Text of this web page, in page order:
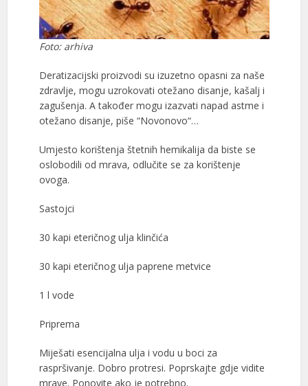
Foto: arhiva
Deratizacijski proizvodi su izuzetno opasni za naše
zdravlje, mogu uzrokovati otežano disanje, kašalj i
zagušenja. A također mogu izazvati napad astme i
otežano disanje, piše “Novonovo“…
Umjesto korištenja štetnih hemikalija da biste se
oslobodili od mrava, odlučite se za korištenje
ovoga.
Sastojci
30 kapi eteričnog ulja klinčića
30 kapi eteričnog ulja paprene metvice
1 l vode
Priprema
Miješati esencijalna ulja i vodu u boci za
raspršivanje. Dobro protresi. Poprskajte gdje vidite
mrave. Ponovite ako je potrebno.